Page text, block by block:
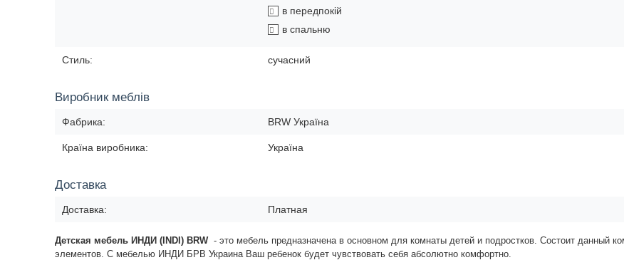
в передпокій
в спальню
Стиль: сучасний
Виробник меблів
Фабрика: BRW Україна
Країна виробника: Україна
Доставка
Доставка: Платная
Детская мебель ИНДИ (INDI) BRW- это мебель предназначена в основном для комнаты детей и подростков. Состоит данный
элементов. С мебелью ИНДИ БРВ Украина Ваш ребенок будет чувствовать себя абсолютно комфортно.